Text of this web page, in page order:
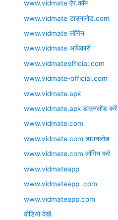
www.vidmate ऐप.कॉम
www.vidmate डाउनलोड.com
www.vidmate लॉगिन
www.vidmate अधिकारी
www.vidmateofficial.com
www.vidmate-official.com
www.vidmate.apk
www.vidmate.apk डाउनलोड करें
www.vidmate.com
www.vidmate.com डाउनलोड
www.vidmate.com लॉगिन करें
www.vidmateapp
www.vidmateapp .com
www.vidmateapp.com
वीडियो देखें